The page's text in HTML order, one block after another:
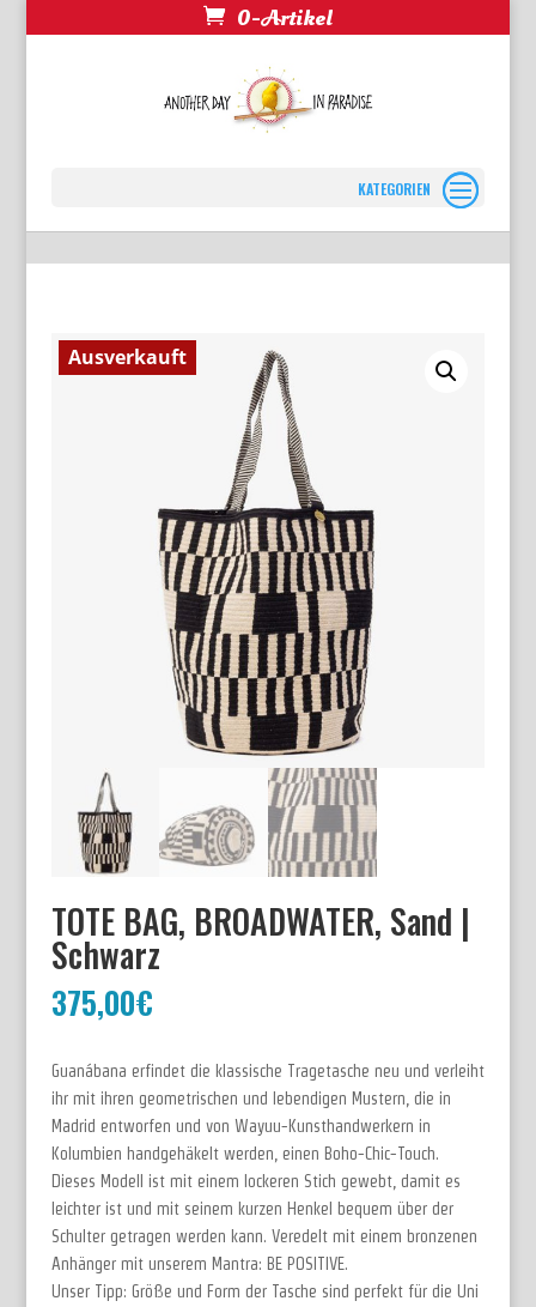
0-Artikel
Ausverkauft
TOTE BAG, BROADWATER, Sand |
Schwarz
375,00€
Guanábana erfindet die klassische Tragetasche neu und verleiht
ihr mit ihren geometrischen und lebendigen Mustern, die in
Madrid entworfen und von Wayuu-Kunsthandwerkern in
Kolumbien handgehäkelt werden, einen Boho-Chic-Touch.
Dieses Modell ist mit einem lockeren Stich gewebt, damit es
leichter ist und mit seinem kurzen Henkel bequem über der
Schulter getragen werden kann. Veredelt mit einem bronzenen
Anhänger mit unserem Mantra: BE POSITIVE.
Unser Tipp: Größe und Form der Tasche sind perfekt für die Uni